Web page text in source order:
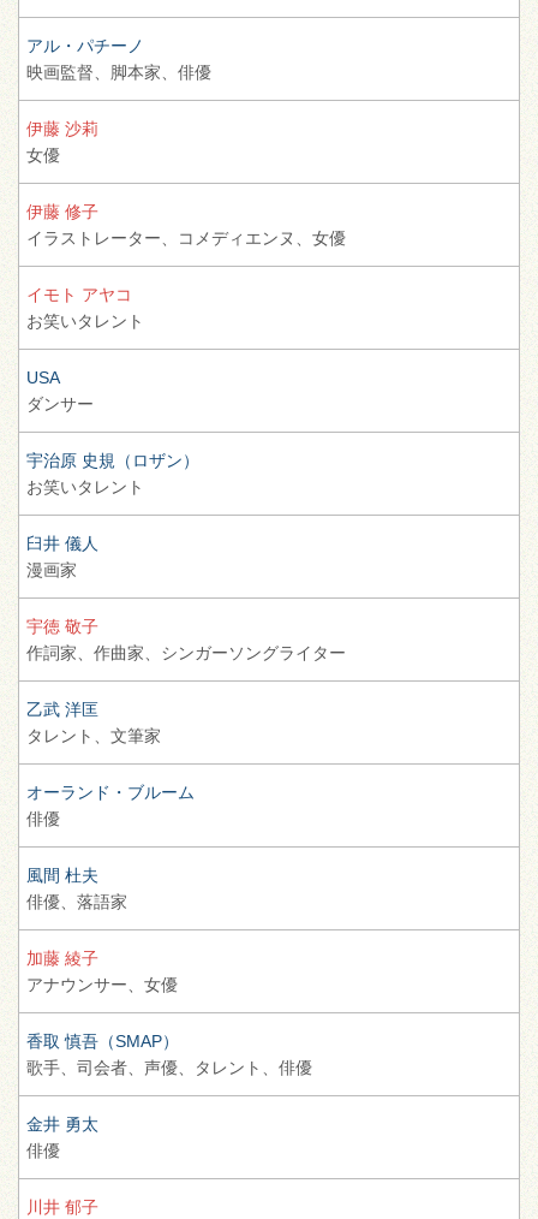
アル・パチーノ
映画監督、
脚本家、 俳優
伊藤 沙莉
女優
伊藤 修子
イラストレーター、
コメディエンヌ、 女優
イモト アヤコ
お笑いタレント
USA
ダンサー
宇治原 史規（ロザン）
お笑いタレント
臼井 儀人
漫画家
宇徳 敬子
作詞家、 作曲家、 シンガーソングライター
乙武 洋匡
タレント、 文筆家
オーランド・ブルーム
俳優
風間 杜夫
俳優、 落語家
加藤 綾子
アナウンサー、 女優
香取 慎吾（SMAP）
歌手、 司会者、 声優、 タレント、 俳優
金井 勇太
俳優
川井 郁子